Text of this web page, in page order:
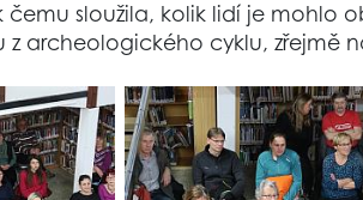
sloužila, kolik lidí je
z archeologického cyklu, zřejmě